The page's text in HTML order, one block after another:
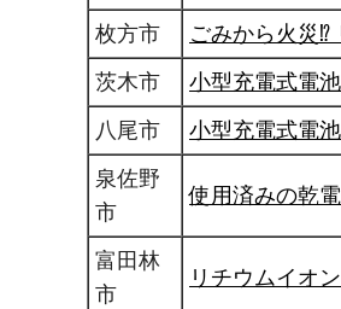
枚方市
ごみから火災⁉
茨木市
小型充電式電
八尾市
小型充電式電
泉佐野
市
使用済みの乾
富田林
市
リチウムイオ